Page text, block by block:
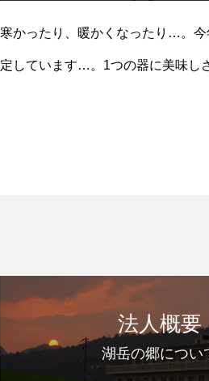
寒かったり、暖かくなったり…。
定しています…。1つの器に美味し
法人概要
湖岳の郷につい